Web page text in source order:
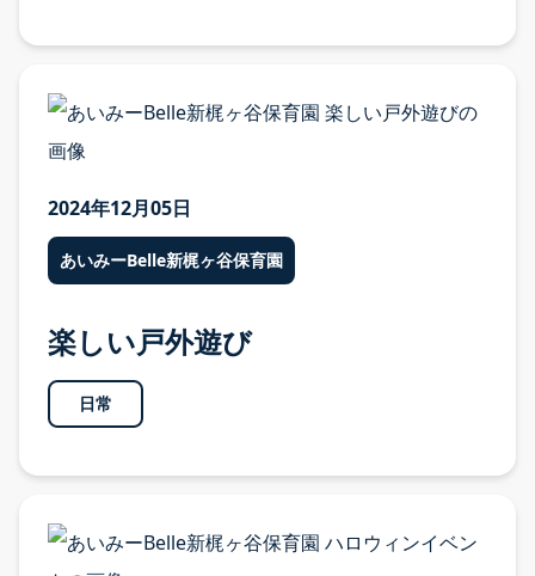
採用情報
採用案内 TOP
募集要項・お祝い金
問い合わせ・エントリーフォーム
2024年12月05日
あいみーBelle新梶ヶ谷保育園
楽しい戸外遊び
日常